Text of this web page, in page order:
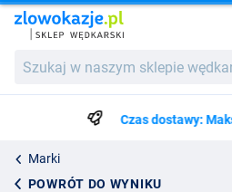
w
wędkarskim...Czas dostawy: Maks.
Marki
POWRÓT DO WYNIKU